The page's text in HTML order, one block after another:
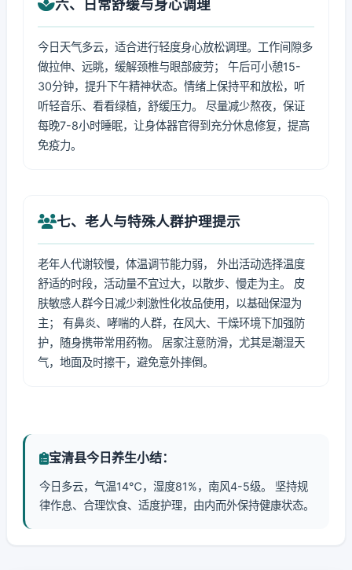
六、日常舒缓与身心调理
今日天气多云，适合进行轻度身心放松调理。工作间隙多
做拉伸、远眺，缓解颈椎与眼部疲劳； 午后可小憩15-
30分钟，提升下午精神状态。情绪上保持平和放松，听
听轻音乐、看看绿植，舒缓压力。 尽量减少熬夜，保证
每晚7-8小时睡眠，让身体器官得到充分休息修复，提高
免疫力。
七、老人与特殊人群护理提示
老年人代谢较慢，体温调节能力弱， 外出活动选择温度
舒适的时段，活动量不宜过大，以散步、慢走为主。 皮
肤敏感人群今日减少刺激性化妆品使用，以基础保湿为
主； 有鼻炎、哮喘的人群，在风大、干燥环境下加强防
护，随身携带常用药物。 居家注意防滑，尤其是潮湿天
气，地面及时擦干，避免意外摔倒。
宝清县今日养生小结：
今日多云，气温14℃，湿度81%，南风4-5级。 坚持规
律作息、合理饮食、适度护理，由内而外保持健康状态。